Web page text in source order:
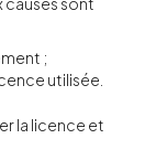
;
utilisée.
la licence et